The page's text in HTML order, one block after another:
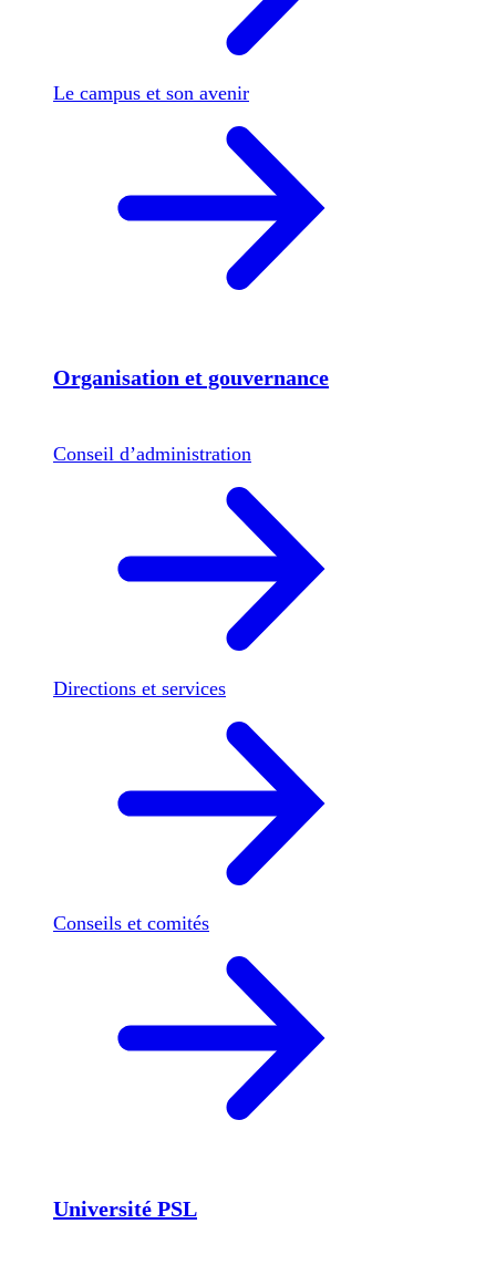
Le campus et son avenir
Organisation et gouvernance
Conseil d’administration
Directions et services
Conseils et comités
Université PSL